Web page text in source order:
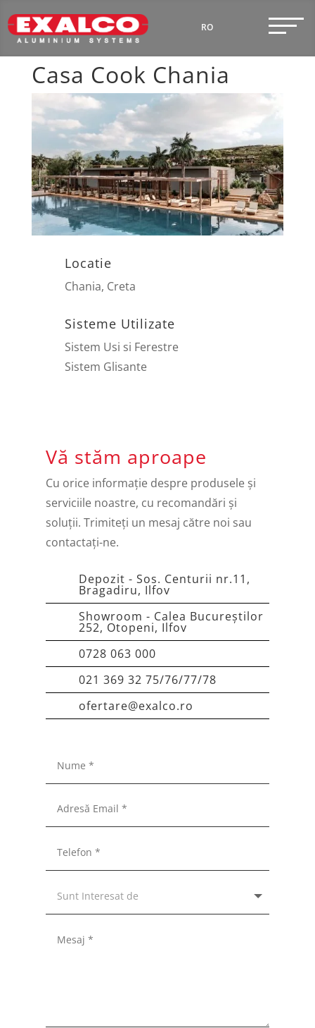
Casa Cook Chania
Locatie
Chania, Creta
Sisteme Utilizate
Sistem Usi si Ferestre
Sistem Glisante
Vă stăm aproape
Cu orice informație despre produsele și
serviciile noastre, cu recomandări și
soluții. Trimiteți un mesaj către noi sau
contactați-ne.
Depozit - Sos. Centurii nr.11,
Bragadiru, Ilfov
Showroom - Calea Bucureștilor
252, Otopeni, Ilfov
0728 063 000
021 369 32 75/76/77/78
ofertare@exalco.ro
RO